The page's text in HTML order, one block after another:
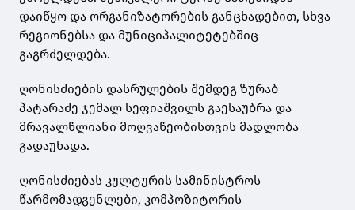
დაიწყო და ორგანიზატორების განცხადებით, სხვა
რეგიონებსა და მუნიციპალიტეტებშიც
გაგრძელდება.
ღონისძიების დასრულების შემდეგ ზურაბ
პატარაძე ჯემალ სეფიაშვილს გაესაუბრა და
მრავალწლიანი მოღვაწეობისთვის მადლობა
გადაუხადა.
ღონისძიებას კულტურის სამინისტროს
წარმომადგენლები, კომპოზიტორის